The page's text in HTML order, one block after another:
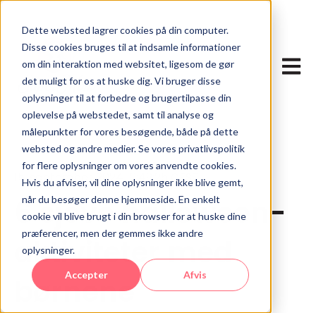
Dette websted lagrer cookies på din computer.
Disse cookies bruges til at indsamle informationer
om din interaktion med websitet, ligesom de gør
det muligt for os at huske dig. Vi bruger disse
oplysninger til at forbedre og brugertilpasse din
oplevelse på webstedet, samt til analyse og
målepunkter for vores besøgende, både på dette
websted og andre medier. Se vores privatlivspolitik
for flere oplysninger om vores anvendte cookies.
Hvis du afviser, vil dine oplysninger ikke blive gemt,
når du besøger denne hjemmeside. En enkelt
cookie vil blive brugt i din browser for at huske dine
præferencer, men der gemmes ikke andre
oplysninger.
Accepter Afvis
Åbn
15. september 2024 12:49:25 CEST
6 sjove halloween-
aktiviteter med
børnene